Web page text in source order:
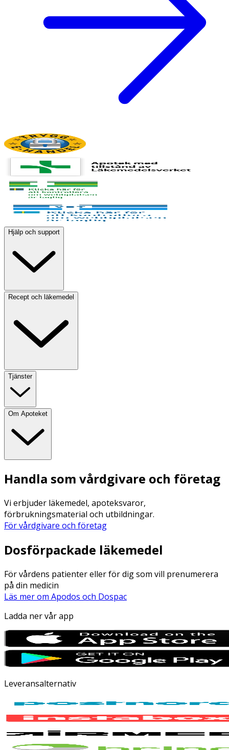
Hjälp och support
Recept och läkemedel
Tjänster
Om Apoteket
Handla som vårdgivare och företag
Vi erbjuder läkemedel, apoteksvaror,
förbrukningsmaterial och utbildningar.
För vårdgivare och företag
Dosförpackade läkemedel
För vårdens patienter eller för dig som vill prenumerera
på din medicin
Läs mer om Apodos och Dospac
Ladda ner vår app
Leveransalternativ